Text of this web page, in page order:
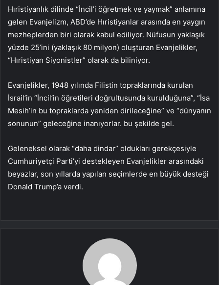
Hıristiyanlık dilinde “İncil’i öğretmek ve yaymak” anlamına
gelen Evanjelizm, ABD’de Hıristiyanlar arasında en yaygın
mezheplerden biri olarak kabul ediliyor. Nüfusun yaklaşık
yüzde 25’ini (yaklaşık 80 milyon) oluşturan Evanjelikler,
“Hıristiyan Siyonistler” olarak da biliniyor.
Evanjelikler, 1948 yılında Filistin topraklarında kurulan
İsrail’in “İncil’in öğretileri doğrultusunda kurulduğuna”, “İsa
Mesih’in bu topraklarda yeniden dirileceğine” ve “dünyanın
sonunun” geleceğine inanıyorlar. bu şekilde gel.
Geleneksel olarak “daha dindar” oldukları gerekçesiyle
Cumhuriyetçi Parti’yi destekleyen Evanjelikler arasındaki
beyazlar, son yıllarda yapılan seçimlerde en büyük desteği
Donald Trump’a verdi.